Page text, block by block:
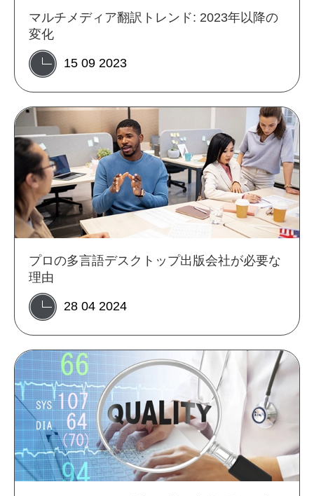
マルチメディア翻訳トレンド: 2023年以降の
変化
15 09 2023
プロの多言語デスクトップ出版会社が必要な
理由
28 04 2024